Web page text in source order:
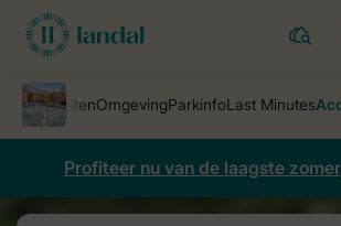
Parken
Profiteer nu van de laagste